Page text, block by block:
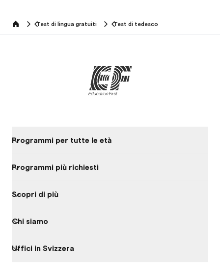
Home Test di lingua gratuiti Test di tedesco
Programmi per tutte le età
Programmi più richiesti
Scopri di più
Chi siamo
Uffici in Svizzera